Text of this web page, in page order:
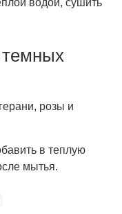
водой, сушить
темных
розы и
в теплую
мытья.